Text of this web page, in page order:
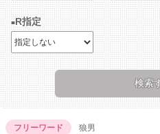
R指定
フリーワード 狼男